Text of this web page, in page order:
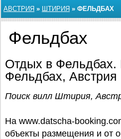
АВСТРИЯ » ШТИРИЯ » ФЕЛЬДБАХ
Фельдбах
Отдых в Фельдбах.
Фельдбах, Австрия
Поиск вилл Штирия,
На www.datscha-
объекты размещения и от